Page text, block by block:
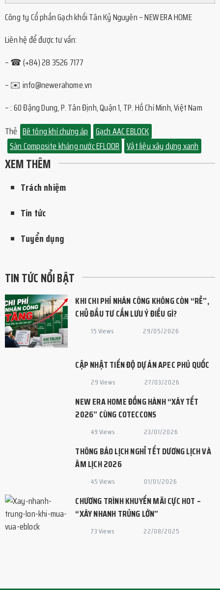
Công ty Cổ phần Gạch khối Tân Kỷ Nguyên – NEW ERA HOME
Liên hệ để được tư vấn:
– ☎ (+84) 28 3526 7177
– ✉️ info@newerahome.vn
– : 60 Đặng Dung, P. Tân Định, Quận 1, TP. Hồ Chí Minh, Việt Nam
Thẻ
Bê tông khí chưng áp
Gạch AAC EBLOCK
Sàn Composite kháng nước EFLOOR
vật liệu xây dựng xanh
XEM THÊM
Trách nhiệm
Tin tức
Tuyển dụng
TIN TỨC NỔI BẬT
KHI CHI PHÍ NHÂN CÔNG KHÔNG CÒN “RẺ”,
CHỦ ĐẦU TƯ CẦN LƯU Ý ĐIỀU GÌ?
15 Views 29/05/2026
CẬP NHẬT TIẾN ĐỘ DỰ ÁN APEC PHÚ QUỐC
29 Views 27/03/2026
NEW ERA HOME ĐỒNG HÀNH “XÂY TẾT
2026” CÙNG COTECCONS
49 Views 23/01/2026
THÔNG BÁO LỊCH NGHỈ TẾT DƯƠNG LỊCH VÀ
ÂM LỊCH 2026
45 Views 01/01/2026
CHƯƠNG TRÌNH KHUYẾN MÃI CỰC HOT –
“XÂY NHANH TRÚNG LỚN”
73 Views 22/08/2025